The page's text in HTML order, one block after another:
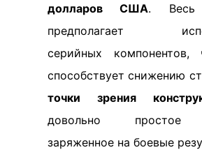
долларов США. Весь
предполагает
серийных компонентов,
способствует снижению
точки зрения
довольно простое
заряженное на боевые